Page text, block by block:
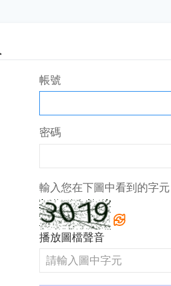
帳號
密碼
輸入您在下圖中看到的字元
播放圖檔聲音